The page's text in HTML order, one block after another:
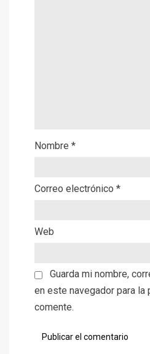
Nombre *
Correo electrónico *
Web
Guarda mi nombre,
en este navegador para la
comente.